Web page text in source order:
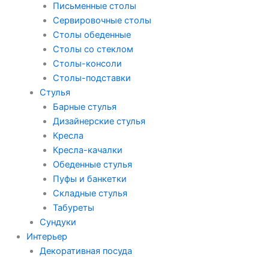
Письменные столы
Сервировочные столы
Столы обеденные
Столы со стеклом
Столы-консоли
Столы-подставки
Стулья
Барные стулья
Дизайнерские стулья
Кресла
Кресла-качалки
Обеденные стулья
Пуфы и банкетки
Складные стулья
Табуреты
Сундуки
Интерьер
Декоративная посуда